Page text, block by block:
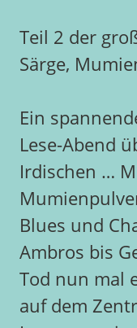
Teil 2 der
Särge,
Ein
Lese-Abend
Irdischen …
Blues und
Ambros bis
Tod nun mal
auf dem